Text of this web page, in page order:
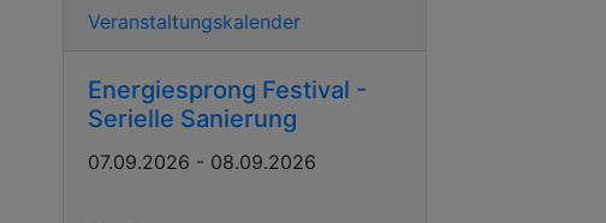
Veranstaltungskalender
Energiesprong Festival -
Serielle Sanierung
07.09.2026 - 08.09.2026